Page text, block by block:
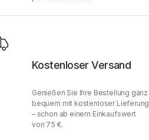
Kostenloser Versand
Genießen Sie Ihre Bestellung ganz
bequem mit kostenloser Lieferung
– schon ab einem Einkaufswert
von 75 €.